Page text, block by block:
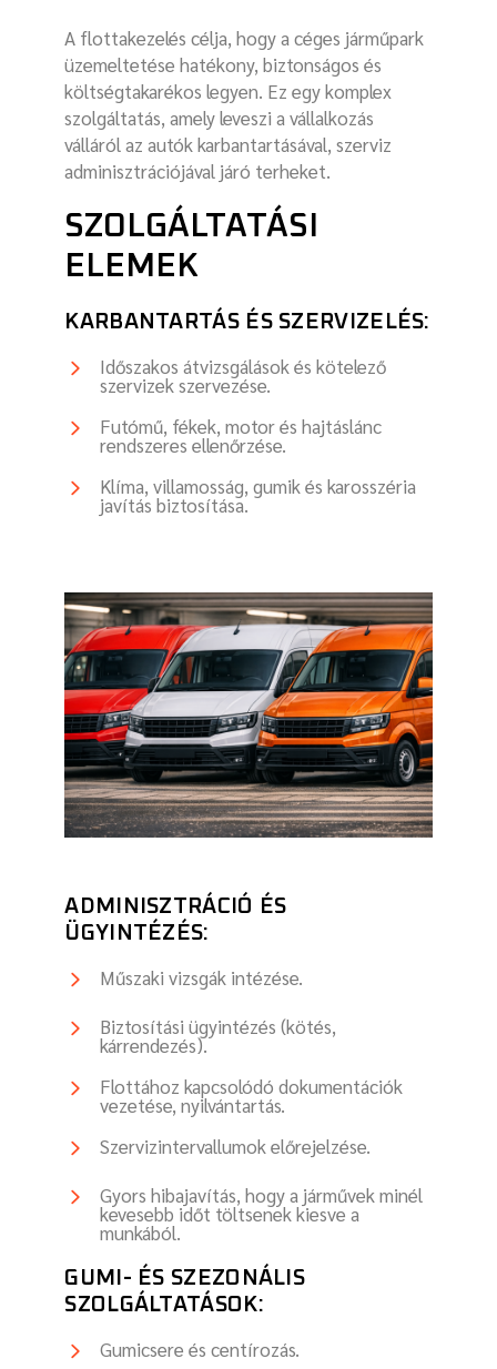
A flottakezelés célja, hogy a céges járműpark
üzemeltetése hatékony, biztonságos és
költségtakarékos legyen. Ez egy komplex
szolgáltatás, amely leveszi a vállalkozás
válláról az autók karbantartásával, szerviz
adminisztrációjával járó terheket.
SZOLGÁLTATÁSI
ELEMEK
KARBANTARTÁS ÉS SZERVIZELÉS:
Időszakos átvizsgálások és kötelező
szervizek szervezése.
Futómű, fékek, motor és hajtáslánc
rendszeres ellenőrzése.
Klíma, villamosság, gumik és karosszéria
javítás biztosítása.
ADMINISZTRÁCIÓ ÉS
ÜGYINTÉZÉS:
Műszaki vizsgák intézése.
Biztosítási ügyintézés (kötés,
kárrendezés).
Flottához kapcsolódó dokumentációk
vezetése, nyilvántartás.
Szervizintervallumok előrejelzése.
Gyors hibajavítás, hogy a járművek minél
kevesebb időt töltsenek kiesve a
munkából.
GUMI- ÉS SZEZONÁLIS
SZOLGÁLTATÁSOK:
Gumicsere és centírozás.